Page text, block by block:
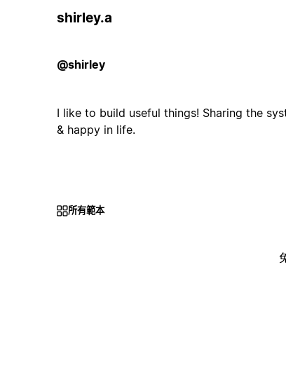
shirley.a
@shirley
I like to build useful things! Sharing the
& happy in life.
所有範本